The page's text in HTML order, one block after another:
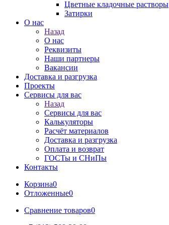
Цветные кладочные растворы
Затирки
О нас
Назад
О нас
Реквизиты
Наши партнеры
Вакансии
Доставка и разгрузка
Проекты
Сервисы для вас
Назад
Сервисы для вас
Калькуляторы
Расчёт материалов
Доставка и разгрузка
Оплата и возврат
ГОСТы и СНиПы
Контакты
Корзина0
Отложенные0
Сравнение товаров0